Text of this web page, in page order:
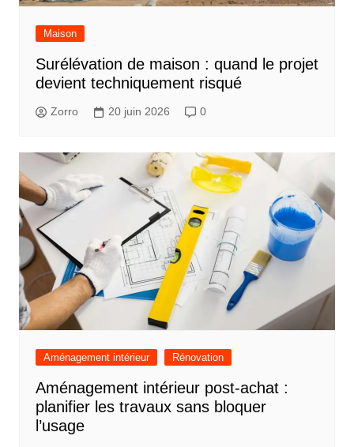
Maison
Surélévation de maison : quand le projet
devient techniquement risqué
Zorro 20 juin 2026 0
Aménagement intérieur Rénovation
Aménagement intérieur post-achat :
planifier les travaux sans bloquer
l’usage